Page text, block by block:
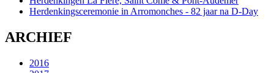
Herdenkingsceremonie in Arromonches - 82 jaar na D-Day
ARCHIEF
2016